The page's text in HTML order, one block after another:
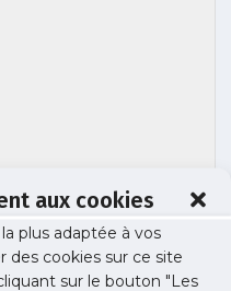
aux cookies
plus adaptée à vos
des cookies sur ce site
sur le bouton "Les
2026